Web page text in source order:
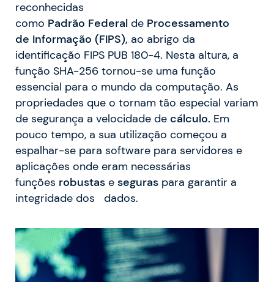
reconhecidas
como Padrão Federal de Processamento
de Informação (FIPS), ao abrigo da
identificação FIPS PUB 180-4. Nesta altura, a
função SHA-256 tornou-se uma função
essencial para o mundo da computação. As
propriedades que o tornam tão especial variam
de segurança a velocidade de cálculo. Em
pouco tempo, a sua utilização começou a
espalhar-se para software para servidores e
aplicações onde eram necessárias
funções robustas e seguras para garantir a
integridade dos dados.